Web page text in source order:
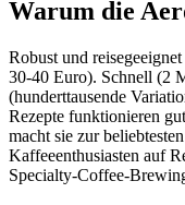
Warum die
Robust und
30-40 Euro). Schnell (2
(hunderttausende
Rezepte funktionieren
macht sie zur
Kaffeeenthusiasten auf
Specialty-Coffee-